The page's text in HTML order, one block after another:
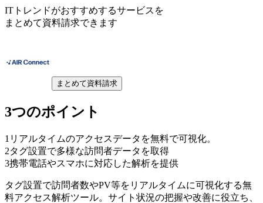
ITトレンドがおすすめするサービスを
まとめて資料請求できます
まとめて資料請求
3つのポイント
1 リアルタイムのアクセスデータを無料で可視化。
2タグ設置で多様な訪問者データを取得
3携帯電話やスマホに対応した解析を提供
タグ設置で訪問者数やPV等をリアルタイムに可視化する無
料アクセス解析ツール。サイト状況の把握や改善に役立ち、